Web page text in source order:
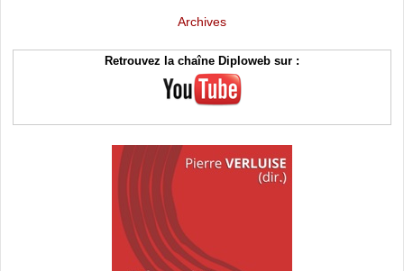
Archives
Retrouvez la chaîne Diploweb sur :